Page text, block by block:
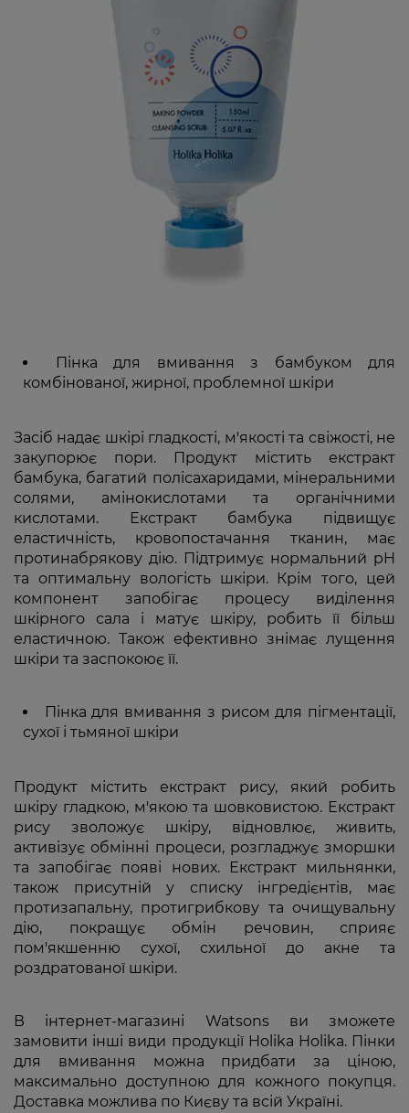
Пінка для вмивання з бамбуком для
комбінованої, жирної, проблемної шкіри
Засіб надає шкірі гладкості, м'якості та свіжості, не
закупорює пори. Продукт містить екстракт
бамбука, багатий полісахаридами, мінеральними
солями, амінокислотами та органічними
кислотами. Екстракт бамбука підвищує
еластичність, кровопостачання тканин, має
протинабрякову дію. Підтримує нормальний pH
та оптимальну вологість шкіри. Крім того, цей
компонент запобігає процесу виділення
шкірного сала і матує шкіру, робить її більш
еластичною. Також ефективно знімає лущення
шкіри та заспокоює її.
Пінка для вмивання з рисом для пігментації,
сухої і тьмяної шкіри
Продукт містить екстракт рису, який робить
шкіру гладкою, м'якою та шовковистою. Екстракт
рису зволожує шкіру, відновлює, живить,
активізує обмінні процеси, розгладжує зморшки
та запобігає появі нових. Екстракт мильнянки,
також присутній у списку інгредієнтів, має
протизапальну, протигрибкову та очищувальну
дію, покращує обмін речовин, сприяє
пом'якшенню сухої, схильної до акне та
роздратованої шкіри.
В інтернет-магазині Watsons ви зможете
замовити інші види продукції Holika Holika. Пінки
для вмивання можна придбати за ціною,
максимально доступною для кожного покупця.
Доставка можлива по Києву та всій Україні.